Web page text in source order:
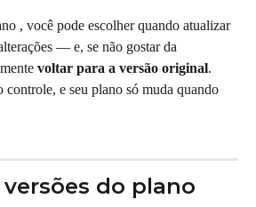
, você pode escolher quando atualizar
— e, se não gostar da
voltar para a versão original.
controle, e seu plano só muda quando
do plano